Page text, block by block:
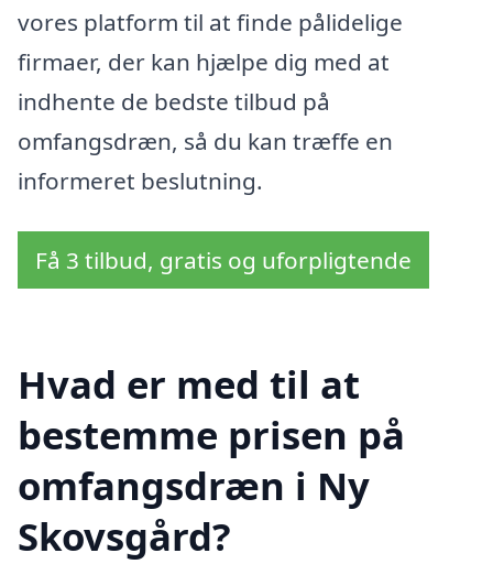
vores platform til at finde pålidelige
firmaer, der kan hjælpe dig med at
indhente de bedste tilbud på
omfangsdræn, så du kan træffe en
informeret beslutning.
Få 3 tilbud, gratis og uforpligtende
Hvad er med til at
bestemme prisen på
omfangsdræn i Ny
Skovsgård?